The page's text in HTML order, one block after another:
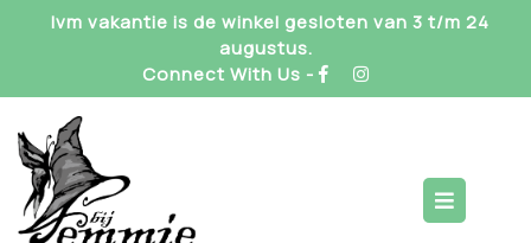
Ivm vakantie is de winkel gesloten van 3 t/m 24
augustus.
Connect With Us -